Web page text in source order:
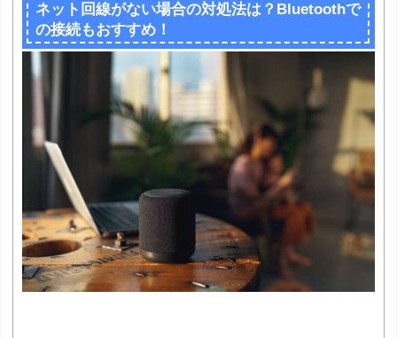
ネット回線がない場合の対処法は？Bluetoothで
の接続もおすすめ！